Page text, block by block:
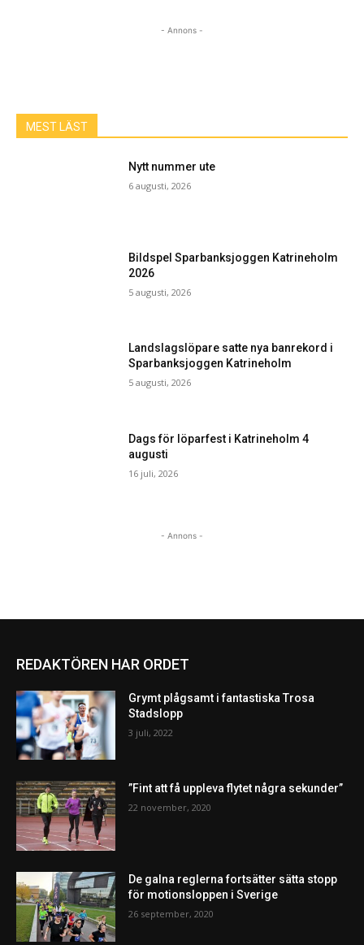
- Annons -
MEST LÄST
Nytt nummer ute
6 augusti, 2026
Bildspel Sparbanksjoggen Katrineholm
2026
5 augusti, 2026
Landslagslöpare satte nya banrekord i
Sparbanksjoggen Katrineholm
5 augusti, 2026
Dags för löparfest i Katrineholm 4
augusti
16 juli, 2026
- Annons -
REDAKTÖREN HAR ORDET
Grymt plågsamt i fantastiska Trosa
Stadslopp
3 juli, 2022
”Fint att få uppleva flytet några sekunder”
22 november, 2020
De galna reglerna fortsätter sätta stopp
för motionsloppen i Sverige
26 september, 2020